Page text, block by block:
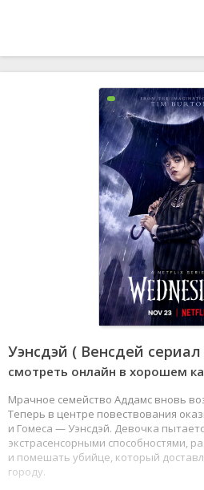
Уэнсдэй ( Венсдей сериал
смотреть онлайн в хорошем
Мрачное семейство Аддамс вновь
Теперь в центре повествования
и Гомеса — Уэнсдэй. Девочка
экстрасенсорными способностями,
и помешать убийце, который
городу.